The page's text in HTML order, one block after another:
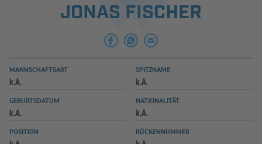
AUSBILDUNG & FÖRDERUNG
SPIELPLUS
JONAS FISCHER
MANNSCHAFTSART
k.A.
SPITZNAME
k.A.
GEBURTSDATUM
k.A.
NATIONALITÄT
k.A.
POSITION RÜCKENNUMMER